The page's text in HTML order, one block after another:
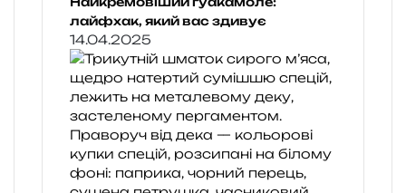
лайфхак, який вас здивує
14.04.2025